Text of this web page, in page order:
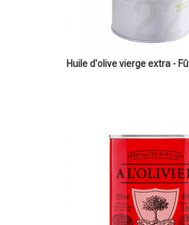
Huile d'olive vierge extra -